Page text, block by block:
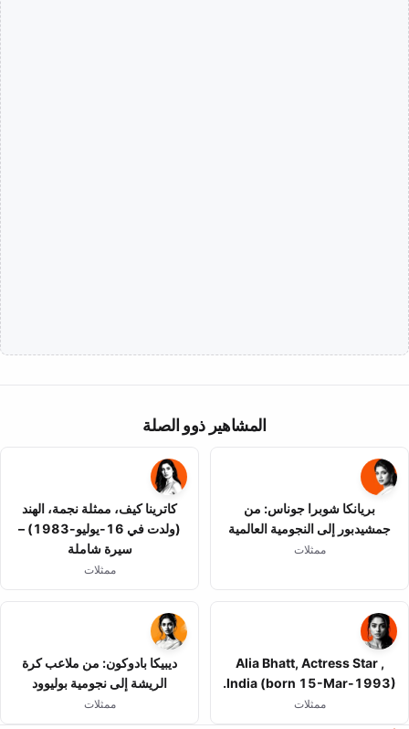
المشاهير ذوو الصلة
بريانكا شوبرا جوناس: من
جمشيدبور إلى النجومية العالمية
ممثلات
كاترينا كيف، ممثلة نجمة، الهند
(ولدت في 16-يوليو-1983) –
سيرة شاملة
ممثلات
Alia Bhatt, Actress Star ,
India (born 15-Mar-1993).
ممثلات
ديبيكا بادوكون: من ملاعب كرة
الريشة إلى نجومية بوليوود
ممثلات